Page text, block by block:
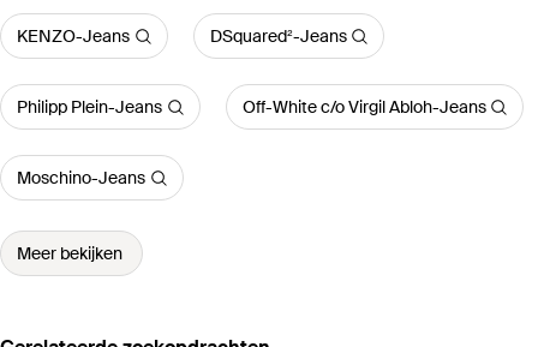
KENZO-Jeans DSquared²-Jeans
Philipp Plein-Jeans Off-White c/o Virgil Abloh-Jeans
Moschino-Jeans
Meer bekijken